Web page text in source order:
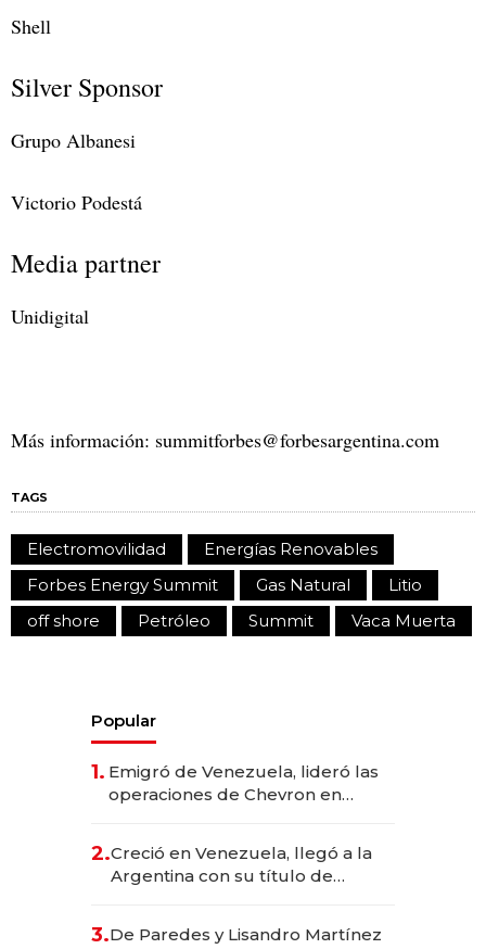
Shell
Silver Sponsor
Grupo Albanesi
Victorio Podestá
Media partner
Unidigital
Más información: summitforbes@forbesargentina.com
TAGS
Electromovilidad
Energías Renovables
Forbes Energy Summit
Gas Natural
Litio
off shore
Petróleo Summit Vaca Muerta
Popular
1. Emigró de Venezuela, lideró las
operaciones de Chevron en
2.Creció en Venezuela, llegó a la
Argentina con su título de
las marcas "fast premium"
3.De Paredes y Lisandro Martínez